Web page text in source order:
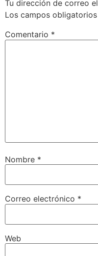
Tu dirección de correo
Los campos
Comentario *
Nombre *
Correo electrónico *
Web